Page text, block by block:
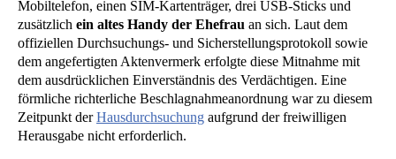
Mobiltelefon, einen SIM-Kartenträger, drei USB-Sticks und
zusätzlich ein altes Handy der Ehefrau an sich. Laut dem
offiziellen Durchsuchungs- und Sicherstellungsprotokoll sowie
dem angefertigten Aktenvermerk erfolgte diese Mitnahme mit
dem ausdrücklichen Einverständnis des Verdächtigen. Eine
förmliche richterliche Beschlagnahmeanordnung war zu diesem
Zeitpunkt derHausdurchsuchung aufgrund der freiwilligen
Herausgabe nicht erforderlich.